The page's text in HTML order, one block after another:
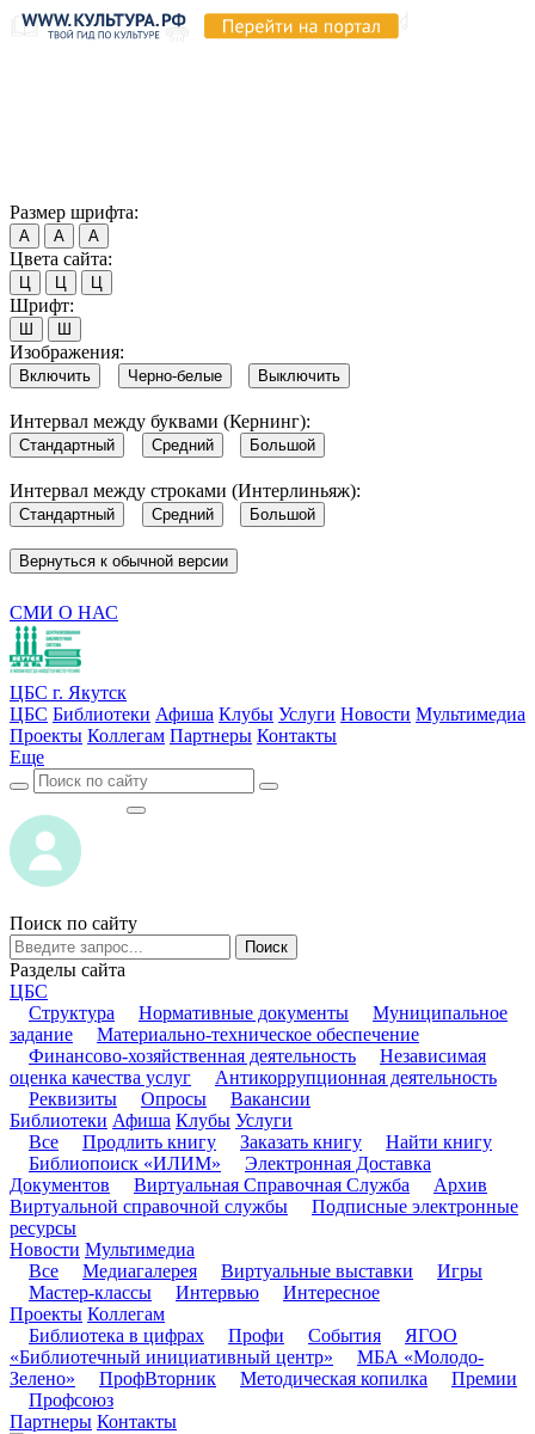
Размер шрифта:
А А А
Цвета сайта:
Ц Ц Ц
Шрифт:
Ш Ш
Изображения:
Включить Черно-белые Выключить
Интервал между буквами (Кернинг):
Стандартный Средний Большой
Интервал между строками (Интерлиньяж):
Стандартный Средний Большой
Вернуться к обычной версии
СМИ О НАС
ЦБС г. Якутск
ЦБС Библиотеки Афиша Клубы Услуги Новости Мультимедиа
Проекты Коллегам Партнеры Контакты
Еще
Поиск по сайту
Поиск
Разделы сайта
ЦБС
Структура
Нормативные документы
Муниципальное
задание
Материально-техническое обеспечение
Финансово-хозяйственная деятельность
Независимая
оценка качества услуг
Антикоррупционная деятельность
Реквизиты
Опросы
Вакансии
Библиотеки Афиша Клубы Услуги
Все
Продлить книгу Заказать книгу
Найти книгу
Библиопоиск «ИЛИМ»
Электронная Доставка
Документов
Виртуальная Справочная Служба
Архив
Виртуальной справочной службы
Подписные электронные
ресурсы
Новости Мультимедиа
Все
Медиагалерея Виртуальные выставки
Игры
Мастер-классы
Интервью
Интересное
Проекты Коллегам
Библиотека в цифрах
Профи События
ЯГОО
«Библиотечный инициативный центр»
МБА «Молодо-
Зелено»
ПрофВторник Методическая копилка
Премии
Профсоюз
Партнеры Контакты